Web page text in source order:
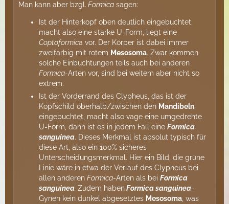
Man kann aber bzgl. Formica sagen:
Ist der Hinterkopf oben deutlich eingebuchtet,
macht also eine starke U-Form, liegt eine
Coptoformica vor. Der Körper ist dabei immer
zweifarbig mit rotem Mesosoma. Zwar kommen
solche Einbuchtungen teils auch bei anderen
Formica-Arten vor, sind bei weitem aber nicht so
extrem.
Ist der Vorderrand des Clypheus, das ist der
Kopfschild oberhalb/zwischen den Mandibeln,
eingebuchtet, macht also vage eine umgedrehte
U-Form, dann ist es in jedem Fall eine Formica
sanguinea. Dieses Merkmal ist absolut typisch für
diese Art, also ein 100% sicheres
Unterscheidungsmerkmal. Hier ein Bild, die grüne
Linie wäre in etwa der Verlauf des Clypheus bei
allen anderen Formica-Arten als bei Formica
sanguinea. Zudem habenFormica sanguinea-
Gynen kein dunkel abgesetztes Mesosoma, was